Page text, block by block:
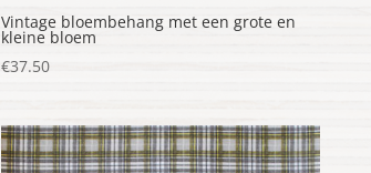
Vintage bloembehang met een grote en
kleine bloem
€37.50